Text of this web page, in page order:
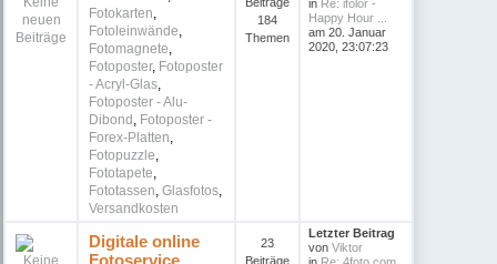
Fotokarten,
Fotoleinwände,
Fotomagnete,
Fotoposter, Fotoposter
- Acryl-Glas,
Fotoposter - Alu-
Dibond , Fotoposter -
Forex-Platten,
Fotopuzzle,
Fototapete,
Fototassen, Glasfotos,
Versandkosten
Beiträge
184
Themen
in Re: ifolor -
Happy Hour ...
am 20. Januar
2020, 23:07:23
Digitale online
23
Beiträge
Letzter Beitrag
vonViktor